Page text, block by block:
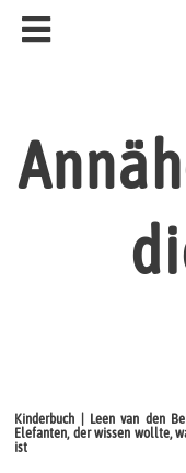
Kinderbuch | Leen van den
Elefanten, der wissen wollte,
ist